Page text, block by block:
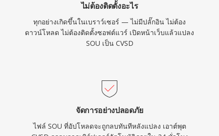
ไม่ต้องติดตั้งอะไร
ทุกอย่างเกิดขึ้นในเบราว์เซอร์ — ไม่มีปลั๊กอิน ไม่ต้อง
ดาวน์โหลด ไม่ต้องติดตั้งซอฟต์แวร์ เปิดหน้าเว็บแล้วแปลง
SOU เป็น CVSD
จัดการอย่างปลอดภัย
ไฟล์ SOU ที่อัปโหลดจะถูกลบทันทีหลังแปลง เอาต์พุต